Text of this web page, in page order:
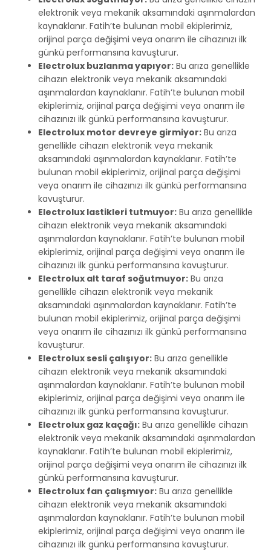
elektronik veya mekanik aksamındaki aşınmalardan
kaynaklanır. Fatih’te bulunan mobil ekiplerimiz,
orijinal parça değişimi veya onarım ile cihazınızı ilk
günkü performansına kavuşturur.
Electrolux buzlanma yapıyor: Bu arıza genellikle
cihazın elektronik veya mekanik aksamındaki
aşınmalardan kaynaklanır. Fatih’te bulunan mobil
ekiplerimiz, orijinal parça değişimi veya onarım ile
cihazınızı ilk günkü performansına kavuşturur.
Electrolux motor devreye girmiyor: Bu arıza
genellikle cihazın elektronik veya mekanik
aksamındaki aşınmalardan kaynaklanır. Fatih’te
bulunan mobil ekiplerimiz, orijinal parça değişimi
veya onarım ile cihazınızı ilk günkü performansına
kavuşturur.
Electrolux lastikleri tutmuyor: Bu arıza genellikle
cihazın elektronik veya mekanik aksamındaki
aşınmalardan kaynaklanır. Fatih’te bulunan mobil
ekiplerimiz, orijinal parça değişimi veya onarım ile
cihazınızı ilk günkü performansına kavuşturur.
Electrolux alt taraf soğutmuyor: Bu arıza
genellikle cihazın elektronik veya mekanik
aksamındaki aşınmalardan kaynaklanır. Fatih’te
bulunan mobil ekiplerimiz, orijinal parça değişimi
veya onarım ile cihazınızı ilk günkü performansına
kavuşturur.
Electrolux sesli çalışıyor: Bu arıza genellikle
cihazın elektronik veya mekanik aksamındaki
aşınmalardan kaynaklanır. Fatih’te bulunan mobil
ekiplerimiz, orijinal parça değişimi veya onarım ile
cihazınızı ilk günkü performansına kavuşturur.
Electrolux gaz kaçağı: Bu arıza genellikle cihazın
elektronik veya mekanik aksamındaki aşınmalardan
kaynaklanır. Fatih’te bulunan mobil ekiplerimiz,
orijinal parça değişimi veya onarım ile cihazınızı ilk
günkü performansına kavuşturur.
Electrolux fan çalışmıyor: Bu arıza genellikle
cihazın elektronik veya mekanik aksamındaki
aşınmalardan kaynaklanır. Fatih’te bulunan mobil
ekiplerimiz, orijinal parça değişimi veya onarım ile
cihazınızı ilk günkü performansına kavuşturur.